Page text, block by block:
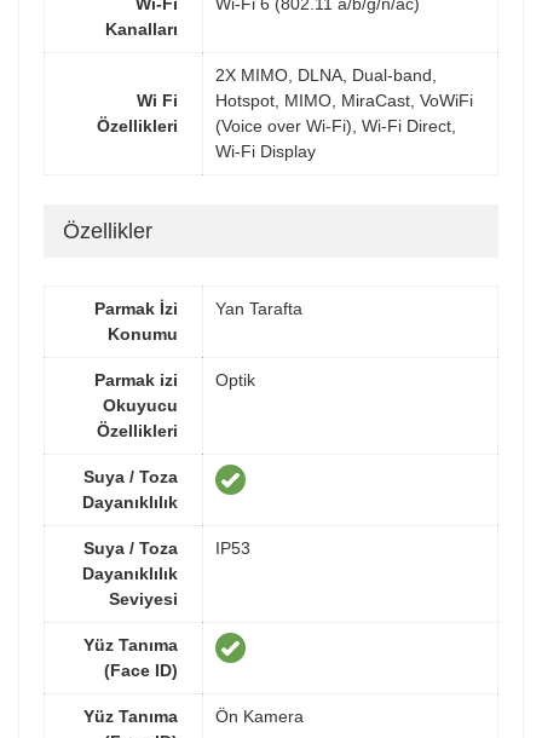
Wi-Fi
Kanalları
Wi-Fi 6 (802.11 a/b/g/n/ac)
Wi Fi
Özellikleri
2X MIMO, DLNA, Dual-band,
Hotspot, MIMO, MiraCast, VoWiFi
(Voice over Wi-Fi), Wi-Fi Direct,
Wi-Fi Display
Özellikler
Parmak İzi
Konumu
Yan Tarafta
Parmak izi
Okuyucu
Özellikleri
Optik
Suya / Toza
Dayanıklılık
Suya / Toza
Dayanıklılık
Seviyesi
IP53
Yüz Tanıma
(Face ID)
Yüz Tanıma
Ön Kamera